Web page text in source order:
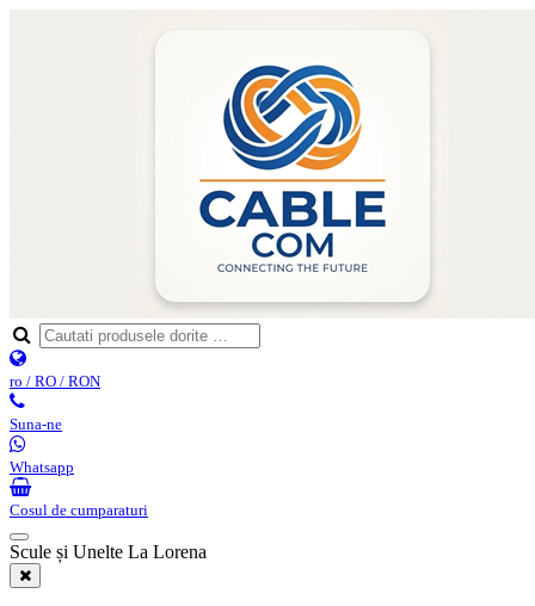
ro / RO / RON
Suna-ne
Whatsapp
Cosul de cumparaturi
Scule și Unelte La Lorena